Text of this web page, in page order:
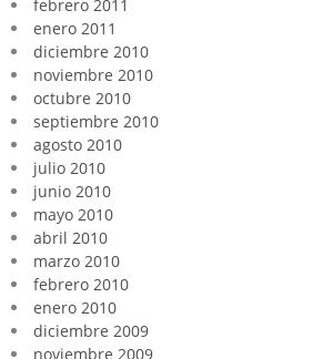
febrero 2011
enero 2011
diciembre 2010
noviembre 2010
octubre 2010
septiembre 2010
agosto 2010
julio 2010
junio 2010
mayo 2010
abril 2010
marzo 2010
febrero 2010
enero 2010
diciembre 2009
noviembre 2009